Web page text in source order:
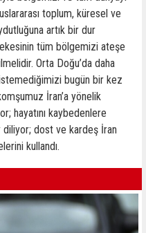
toplum, küresel ve
artık bir dur
tüm bölgemizi ateşe
Orta Doğu’da daha
bugün bir kez
İran’a yönelik
hayatını kaybedenlere
diliyor; dost ve kardeş İran
kullandı.